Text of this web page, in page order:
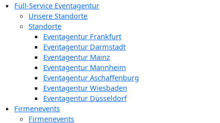
Full-Service Eventagentur
Unsere Standorte
Standorte
Eventagentur Frankfurt
Eventagentur Darmstadt
Eventagentur Mainz
Eventagentur Mannheim
Eventagentur Aschaffenburg
Eventagentur Wiesbaden
Eventagentur Düsseldorf
Firmenevents
Firmenevents